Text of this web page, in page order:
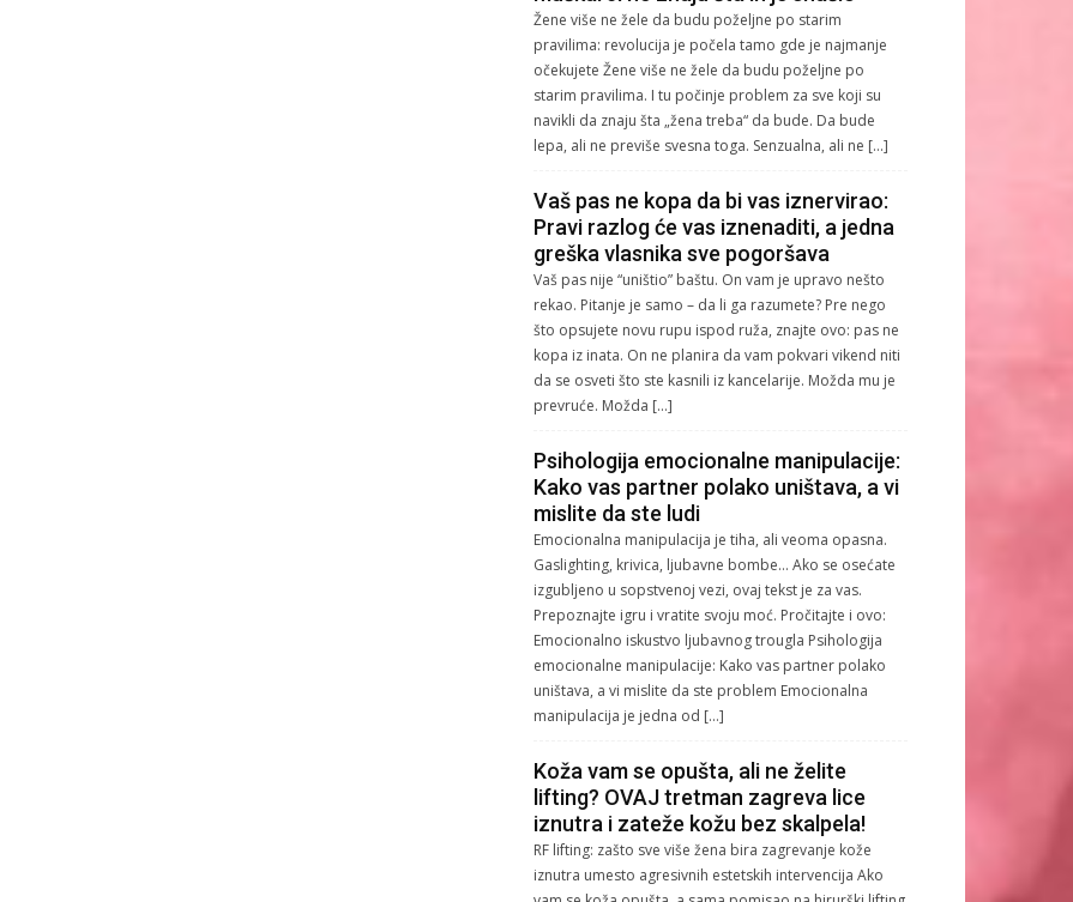
Žene više ne žele da budu poželjne po starim
pravilima: revolucija je počela tamo gde je najmanje
očekujete Žene više ne žele da budu poželjne po
starim pravilima. I tu počinje problem za sve koji su
navikli da znaju šta „žena treba“ da bude. Da bude
lepa, ali ne previše svesna toga. Senzualna, ali ne […]
Vaš pas ne kopa da bi vas iznervirao:
Pravi razlog će vas iznenaditi, a jedna
greška vlasnika sve pogoršava
Vaš pas nije “uništio” baštu. On vam je upravo nešto
rekao. Pitanje je samo – da li ga razumete? Pre nego
što opsujete novu rupu ispod ruža, znajte ovo: pas ne
kopa iz inata. On ne planira da vam pokvari vikend niti
da se osveti što ste kasnili iz kancelarije. Možda mu je
prevruće. Možda […]
Psihologija emocionalne manipulacije:
Kako vas partner polako uništava, a vi
mislite da ste ludi
Emocionalna manipulacija je tiha, ali veoma opasna.
Gaslighting, krivica, ljubavne bombe… Ako se osećate
izgubljeno u sopstvenoj vezi, ovaj tekst je za vas.
Prepoznajte igru i vratite svoju moć. Pročitajte i ovo:
Emocionalno iskustvo ljubavnog trougla Psihologija
emocionalne manipulacije: Kako vas partner polako
uništava, a vi mislite da ste problem Emocionalna
manipulacija je jedna od […]
Koža vam se opušta, ali ne želite
lifting? OVAJ tretman zagreva lice
iznutra i zateže kožu bez skalpela!
RF lifting: zašto sve više žena bira zagrevanje kože
iznutra umesto agresivnih estetskih intervencija Ako